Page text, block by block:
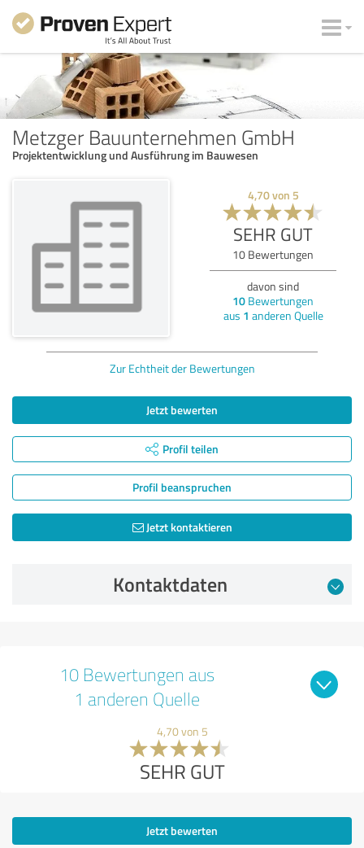
Metzger Bauunternehmen GmbH
Projektentwicklung und Ausführung im Bauwesen
4,70von 5
SEHR GUT
10 Bewertungen
davon sind
10 Bewertungen
aus 1 anderen Quelle
Zur Echtheit der Bewertungen
Jetzt bewerten
Profil teilen
Profil beanspruchen
Jetzt kontaktieren
Kontaktdaten
10 Bewertungen aus
1 anderen Quelle
4,70 von 5
SEHR GUT
Jetzt bewerten